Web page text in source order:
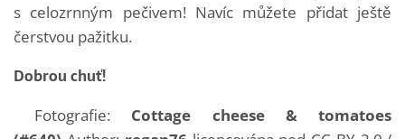
s celozrnným pečivem! Navíc můžete přidat ještě
čerstvou pažitku.
Dobrou chuť!
Fotografie: Cottage cheese & tomatoes